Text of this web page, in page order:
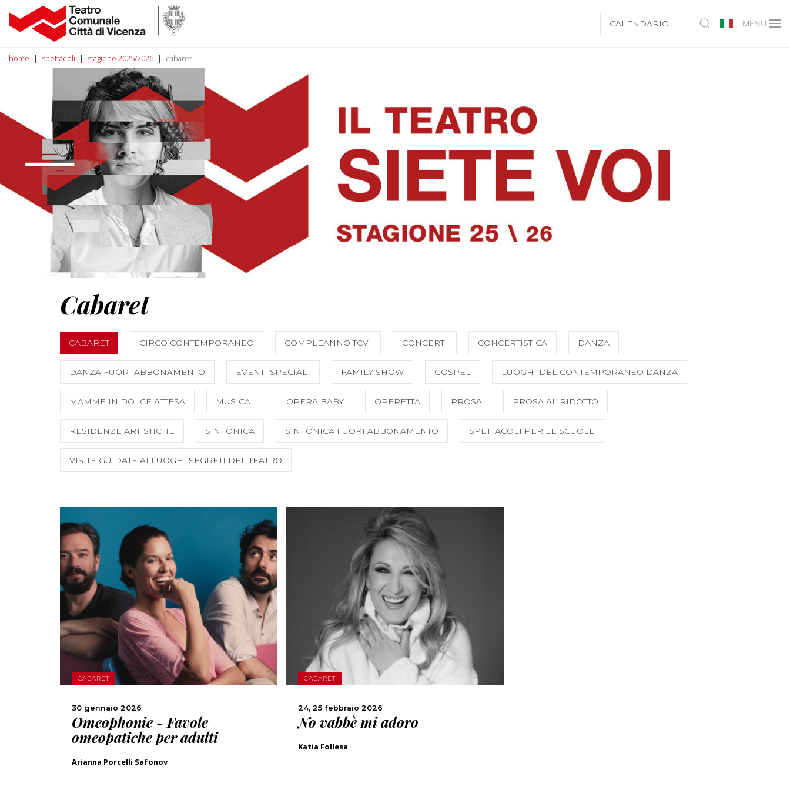
CALENDARIO MENU
home spettacoli stagione 2025/2026 cabaret
Cabaret
CABARET CIRCO CONTEMPORANEO COMPLEANNO TCVI CONCERTI CONCERTISTICA DANZA
DANZA FUORI ABBONAMENTO EVENTI SPECIALI FAMILY SHOW GOSPEL LUOGHI DEL CONTEMPORANEO DANZA
MAMME IN DOLCE ATTESA MUSICAL OPERA BABY OPERETTA PROSA PROSA AL RIDOTTO
RESIDENZE ARTISTICHE SINFONICA SINFONICA FUORI ABBONAMENTO SPETTACOLI PER LE SCUOLE
VISITE GUIDATE AI LUOGHI SEGRETI DEL TEATRO
CABARET
30 gennaio 2026
Omeophonie - Favole
omeopatiche per adulti
Arianna Porcelli Safonov
SCOPRI DI PIÙ
CONDIVIDI
CABARET
24, 25 febbraio 2026
No vabbè mi adoro
Katia Follesa
SCOPRI DI PIÙ
CONDIVIDI